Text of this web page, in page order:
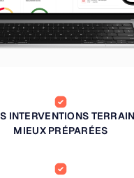
INTERVENTIONS TERRAIN
MIEUX PRÉPARÉES